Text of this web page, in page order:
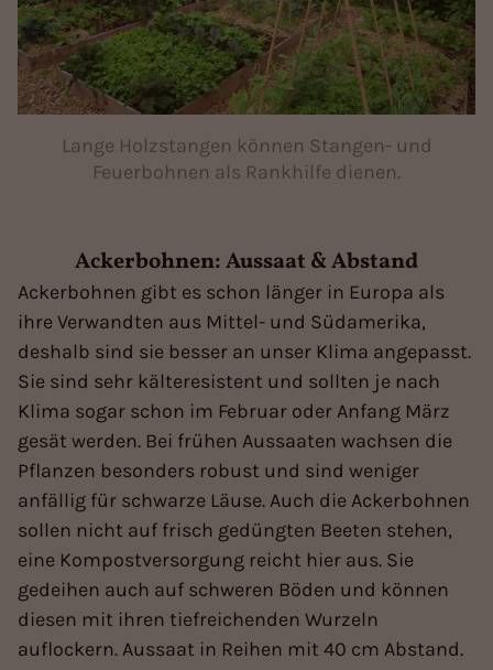
Lange Holzstangen können Stangen- und
Feuerbohnen als Rankhilfe dienen.
Ackerbohnen: Aussaat & Abstand
Ackerbohnen gibt es schon länger in Europa als
ihre Verwandten aus Mittel- und Südamerika,
deshalb sind sie besser an unser Klima angepasst.
Sie sind sehr kälteresistent und sollten je nach
Klima sogar schon im Februar oder Anfang März
gesät werden. Bei frühen Aussaaten wachsen die
Pflanzen besonders robust und sind weniger
anfällig für schwarze Läuse. Auch die Ackerbohnen
sollen nicht auf frisch gedüngten Beeten stehen,
eine Kompostversorgung reicht hier aus. Sie
gedeihen auch auf schweren Böden und können
diesen mit ihren tiefreichenden Wurzeln
auflockern. Aussaat in Reihen mit 40 cm Abstand.